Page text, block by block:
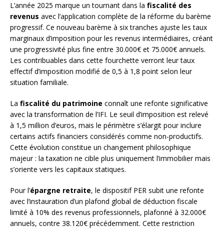
L’année 2025 marque un tournant dans la fiscalité des
revenus avec l’application complète de la réforme du barème
progressif. Ce nouveau barème à six tranches ajuste les taux
marginaux d’imposition pour les revenus intermédiaires, créant
une progressivité plus fine entre 30.000€ et 75.000€ annuels.
Les contribuables dans cette fourchette verront leur taux
effectif d’imposition modifié de 0,5 à 1,8 point selon leur
situation familiale.
La fiscalité du patrimoine connaît une refonte significative
avec la transformation de l’IFI. Le seuil d’imposition est relevé
à 1,5 million d’euros, mais le périmètre s’élargit pour inclure
certains actifs financiers considérés comme non-productifs.
Cette évolution constitue un changement philosophique
majeur : la taxation ne cible plus uniquement l’immobilier mais
s’oriente vers les capitaux statiques.
Pour l’épargne retraite, le dispositif PER subit une refonte
avec l’instauration d’un plafond global de déduction fiscale
limité à 10% des revenus professionnels, plafonné à 32.000€
annuels, contre 38.120€ précédemment. Cette restriction